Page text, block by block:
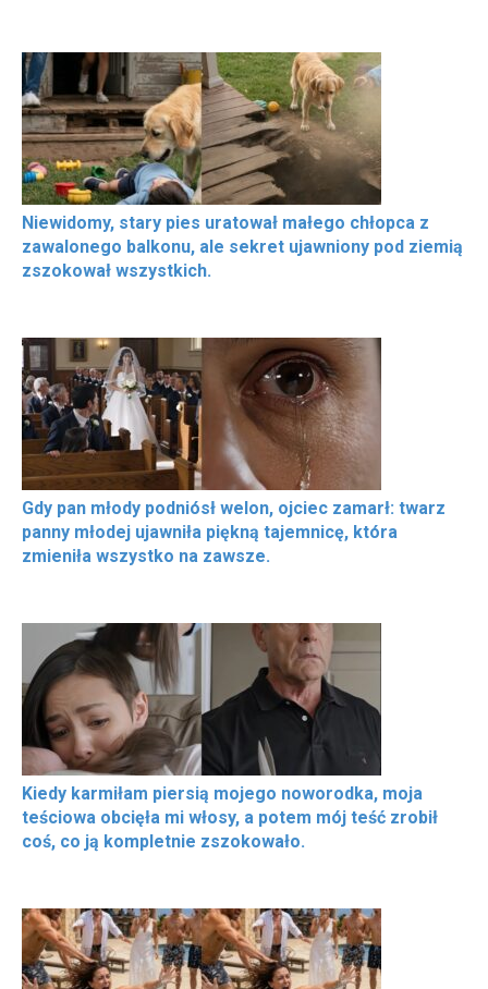
Niewidomy, stary pies uratował małego chłopca z
zawalonego balkonu, ale sekret ujawniony pod ziemią
zszokował wszystkich.
Gdy pan młody podniósł welon, ojciec zamarł: twarz
panny młodej ujawniła piękną tajemnicę, która
zmieniła wszystko na zawsze.
Kiedy karmiłam piersią mojego noworodka, moja
teściowa obcięła mi włosy, a potem mój teść zrobił
coś, co ją kompletnie zszokowało.